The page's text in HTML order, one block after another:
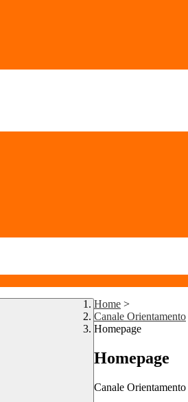
Home >
Canale Orientamento
Homepage
Homepage
Canale Orientamento